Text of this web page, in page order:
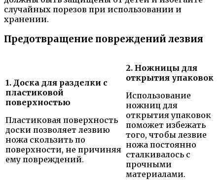
случайных порезов при использовании и
хранении.
Предотвращение повреждений лезвия
1. Доска для разделки с
пластиковой
поверхностью
Пластиковая поверхность
доски позволяет лезвию
ножа скользить по
поверхности, не причиняя
ему повреждений.
2. Ножницы для
открытия упаковок
Использование
ножниц для
открытия упаковок
поможет избежать
того, чтобы лезвие
ножа постоянно
сталкивалось с
прочными
материалами.